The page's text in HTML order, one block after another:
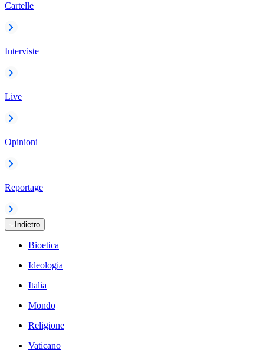
Cartelle
Interviste
Live
Opinioni
Reportage
Indietro
Bioetica
Ideologia
Italia
Mondo
Religione
Vaticano